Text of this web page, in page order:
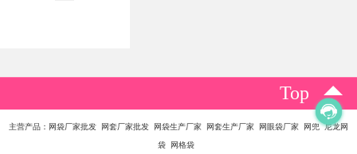
Top
主营产品：网袋厂家批发 网套厂家批发 网袋生产厂家 网套生产厂家 网眼袋厂家 网兜 尼龙网
袋 网格袋